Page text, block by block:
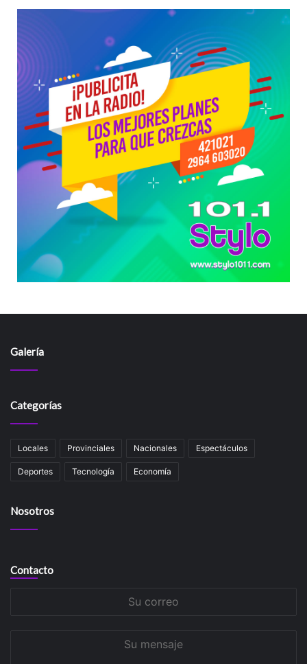
Galería
Categorías
Locales Provinciales Nacionales Espectáculos
Deportes Tecnología Economía
Nosotros
Contacto